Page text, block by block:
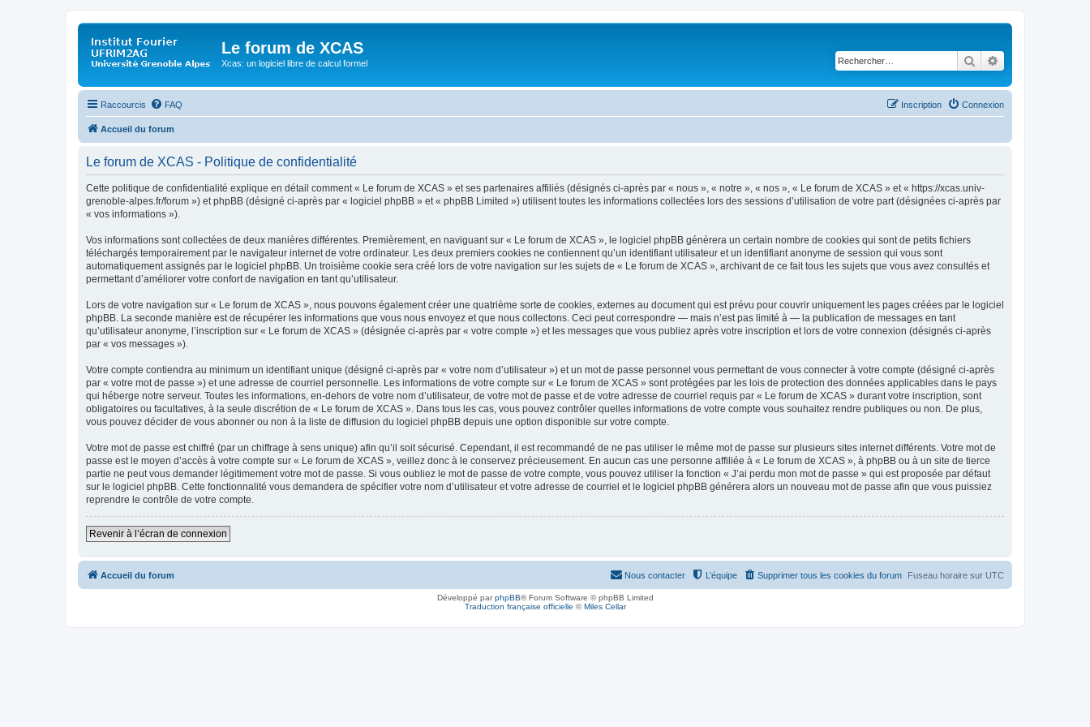
Le forum de XCAS
Xcas: un logiciel libre de calcul formel Rechercher
Raccourcis FAQ Connexion
Inscription
Accueil du forum
Le forum de XCAS - Politique de confidentialité
Cette politique de confidentialité explique en détail comment « Le forum de XCAS » et ses partenaires affiliés (désignés ci-après par « nous », « notre », « nos », « Le forum de XCAS » et « https://xcas.univ-
grenoble-alpes.fr/forum ») et phpBB (désigné ci-après par « logiciel phpBB » et « phpBB Limited ») utilisent toutes les informations collectées lors des sessions d’utilisation de votre part (désignées ci-après par
« vos informations »).
Vos informations sont collectées de deux manières différentes. Premièrement, en naviguant sur « Le forum de XCAS », le logiciel phpBB génèrera un certain nombre de cookies qui sont de petits fichiers
téléchargés temporairement par le navigateur internet de votre ordinateur. Les deux premiers cookies ne contiennent qu’un identifiant utilisateur et un identifiant anonyme de session qui vous sont
automatiquement assignés par le logiciel phpBB. Un troisième cookie sera créé lors de votre navigation sur les sujets de « Le forum de XCAS », archivant de ce fait tous les sujets que vous avez consultés et
permettant d’améliorer votre confort de navigation en tant qu’utilisateur.
Lors de votre navigation sur « Le forum de XCAS », nous pouvons également créer une quatrième sorte de cookies, externes au document qui est prévu pour couvrir uniquement les pages créées par le logiciel
phpBB. La seconde manière est de récupérer les informations que vous nous envoyez et que nous collectons. Ceci peut correspondre — mais n’est pas limité à — la publication de messages en tant
qu’utilisateur anonyme, l’inscription sur « Le forum de XCAS » (désignée ci-après par « votre compte ») et les messages que vous publiez après votre inscription et lors de votre connexion (désignés ci-après
par « vos messages »).
Votre compte contiendra au minimum un identifiant unique (désigné ci-après par « votre nom d’utilisateur ») et un mot de passe personnel vous permettant de vous connecter à votre compte (désigné ci-après
par « votre mot de passe ») et une adresse de courriel personnelle. Les informations de votre compte sur « Le forum de XCAS » sont protégées par les lois de protection des données applicables dans le pays
qui héberge notre serveur. Toutes les informations, en-dehors de votre nom d’utilisateur, de votre mot de passe et de votre adresse de courriel requis par « Le forum de XCAS » durant votre inscription, sont
obligatoires ou facultatives, à la seule discrétion de « Le forum de XCAS ». Dans tous les cas, vous pouvez contrôler quelles informations de votre compte vous souhaitez rendre publiques ou non. De plus,
vous pouvez décider de vous abonner ou non à la liste de diffusion du logiciel phpBB depuis une option disponible sur votre compte.
Votre mot de passe est chiffré (par un chiffrage à sens unique) afin qu’il soit sécurisé. Cependant, il est recommandé de ne pas utiliser le même mot de passe sur plusieurs sites internet différents. Votre mot de
passe est le moyen d’accès à votre compte sur « Le forum de XCAS », veillez donc à le conservez précieusement. En aucun cas une personne affiliée à « Le forum de XCAS », à phpBB ou à un site de tierce
partie ne peut vous demander légitimement votre mot de passe. Si vous oubliez le mot de passe de votre compte, vous pouvez utiliser la fonction « J’ai perdu mon mot de passe » qui est proposée par défaut
sur le logiciel phpBB. Cette fonctionnalité vous demandera de spécifier votre nom d’utilisateur et votre adresse de courriel et le logiciel phpBB générera alors un nouveau mot de passe afin que vous puissiez
reprendre le contrôle de votre compte.
Revenir à l’écran de connexion
Accueil du forum Fuseau horaire sur UTC
Supprimer tous les cookies du forum
L’équipe
Nous contacter
Développé parphpBB® Forum Software © phpBB Limited
Traduction française officielle ©Miles Cellar